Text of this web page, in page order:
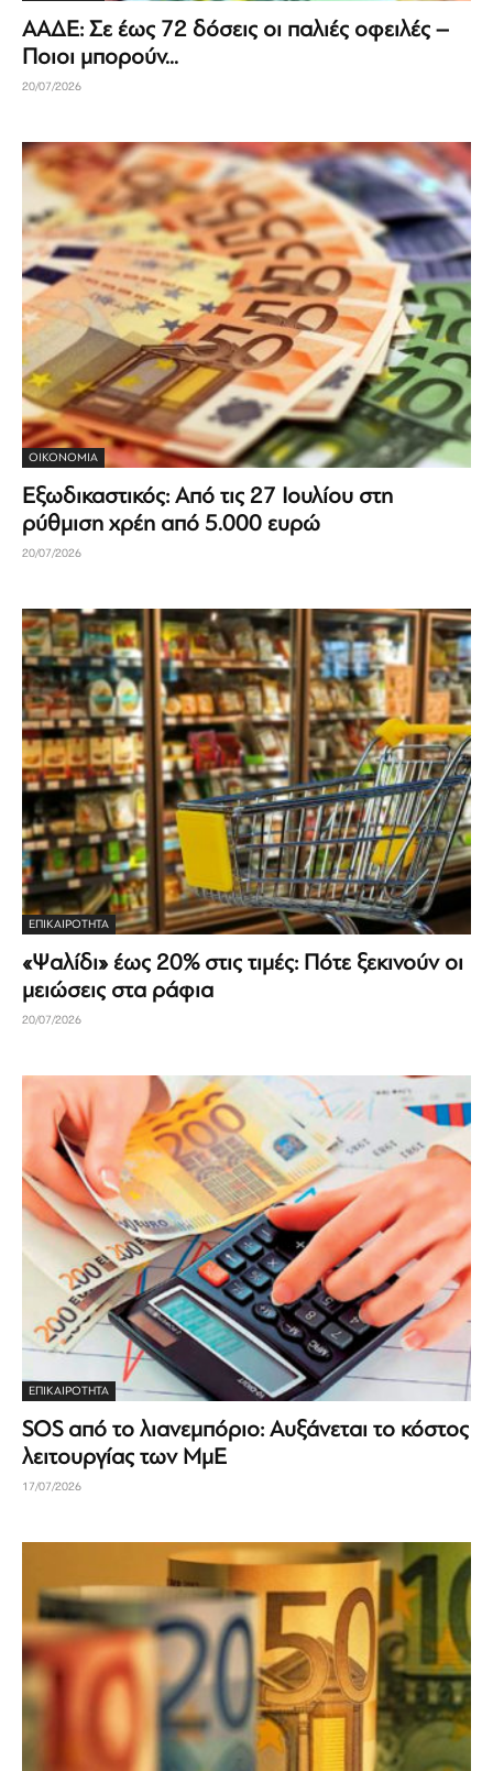
ΑΑΔΕ: Σε έως 72 δόσεις οι παλιές οφειλές –
Ποιοι μπορούν...
20/07/2026
ΟΙΚΟΝΟΜΊΑ
Εξωδικαστικός: Από τις 27 Ιουλίου στη
ρύθμιση χρέη από 5.000 ευρώ
20/07/2026
ΕΠΙΚΑΙΡΟΤΗΤΑ
«Ψαλίδι» έως 20% στις τιμές: Πότε ξεκινούν οι
μειώσεις στα ράφια
20/07/2026
ΕΠΙΚΑΙΡΟΤΗΤΑ
SOS από το λιανεμπόριο: Αυξάνεται το κόστος
λειτουργίας των ΜμΕ
17/07/2026